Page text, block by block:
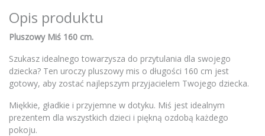
Opis produktu
Pluszowy Miś 160 cm.
Szukasz idealnego towarzysza do przytulania dla swojego
dziecka? Ten uroczy pluszowy mis o długości 160 cm jest
gotowy, aby zostać najlepszym przyjacielem Twojego dziecka.
Miękkie, gładkie i przyjemne w dotyku. Miś jest idealnym
prezentem dla wszystkich dzieci i piękną ozdobą każdego
pokoju.